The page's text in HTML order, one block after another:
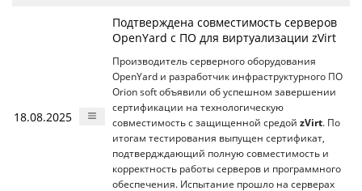
18.08.2025
Подтверждена совместимость серверов
OpenYard c ПО для виртуализации zVirt
Производитель серверного оборудования
OpenYard и разработчик инфраструктурного ПО
Orion soft объявили об успешном завершении
сертификации на технологическую
совместимость с защищенной средой zVirt. По
итогам тестирования выпущен сертификат,
подтвердждающий полную совместимость и
корректность работы серверов и программного
обеспечения. Испытание прошло на серверах